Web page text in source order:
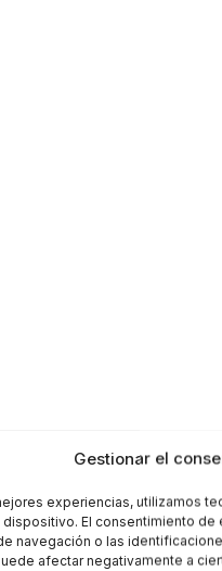
Gestionar el
experiencias, utilizamos
El consentimiento
navegación o las
afectar negativamente a